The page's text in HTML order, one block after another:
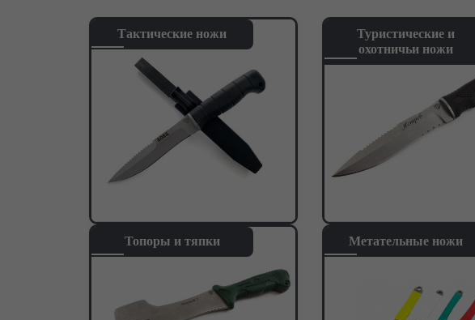
Тактические ножи
Туристические и
охотничьи ножи
Топоры и тяпки Метательные ножи